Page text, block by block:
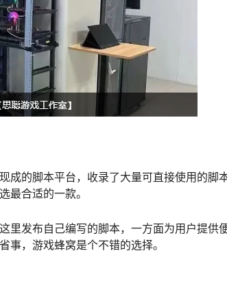
的脚本平台，收录了大量可直接使用的脚本
最合适的一款。
里发布自己编写的脚本，一方面为用户提供
，游戏蜂窝是个不错的选择。